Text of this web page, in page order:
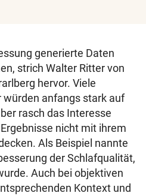
generierte Daten
strich Walter Ritter von
hervor. Viele
anfangs stark auf
rasch das Interesse
nicht mit ihrem
Als Beispiel nannte
der Schlafqualität,
Auch bei objektiven
Kontext und